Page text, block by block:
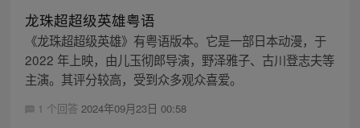
龙珠超超级英雄粤语
《龙珠超超级英雄》有粤语版本。它是一部日本动漫，于
2022 年上映，由儿玉彻郎导演，野泽雅子、古川登志夫等
主演。其评分较高，受到众多观众喜爱。
1 个回答 2024年09月23日 00:58